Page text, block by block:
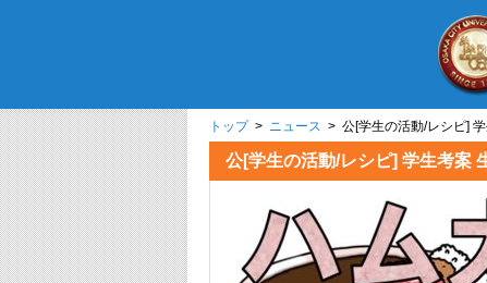
トップ> ニュース > 公[学生の活動/レシピ]
公[学生の活動/レシピ] 学生考案